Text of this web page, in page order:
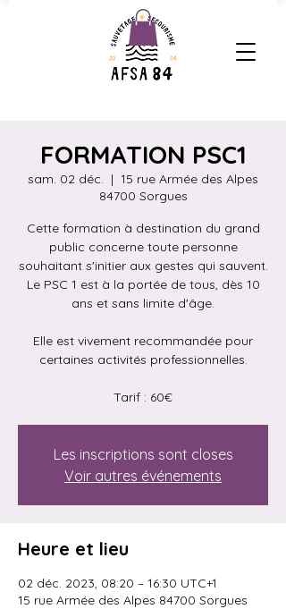
FORMATION PSC1
sam. 02 déc.
  |
15 rue Armée des Alpes
84700 Sorgues
Cette formation à destination du grand
public concerne toute personne
souhaitant s'initier aux gestes qui sauvent.
Le PSC 1 est à la portée de tous, dès 10
ans et sans limite d'âge.
Elle est vivement recommandée pour
certaines activités professionnelles.
Tarif : 60€
Les inscriptions sont closes
Voir autres événements
Heure et lieu
02 déc. 2023, 08:20 – 16:30 UTC+1
15 rue Armée des Alpes 84700 Sorgues